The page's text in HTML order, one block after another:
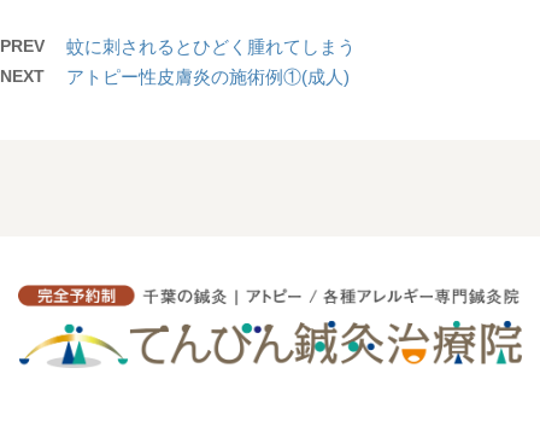
PREV 蚊に刺されるとひどく腫れてしまう
NEXT アトピー性皮膚炎の施術例①(成人)